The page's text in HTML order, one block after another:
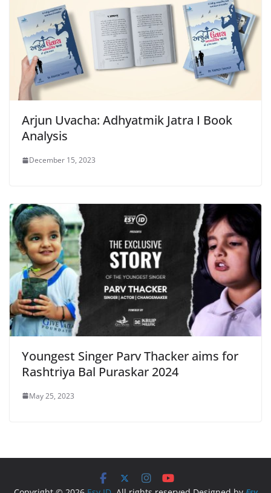
Arjun Uvacha: Adhyatmik Jatra I Book
Analysis
December 15, 2023
Youngest Singer Parv Thacker aims for
Rashtriya Bal Puraskar 2024
May 25, 2023